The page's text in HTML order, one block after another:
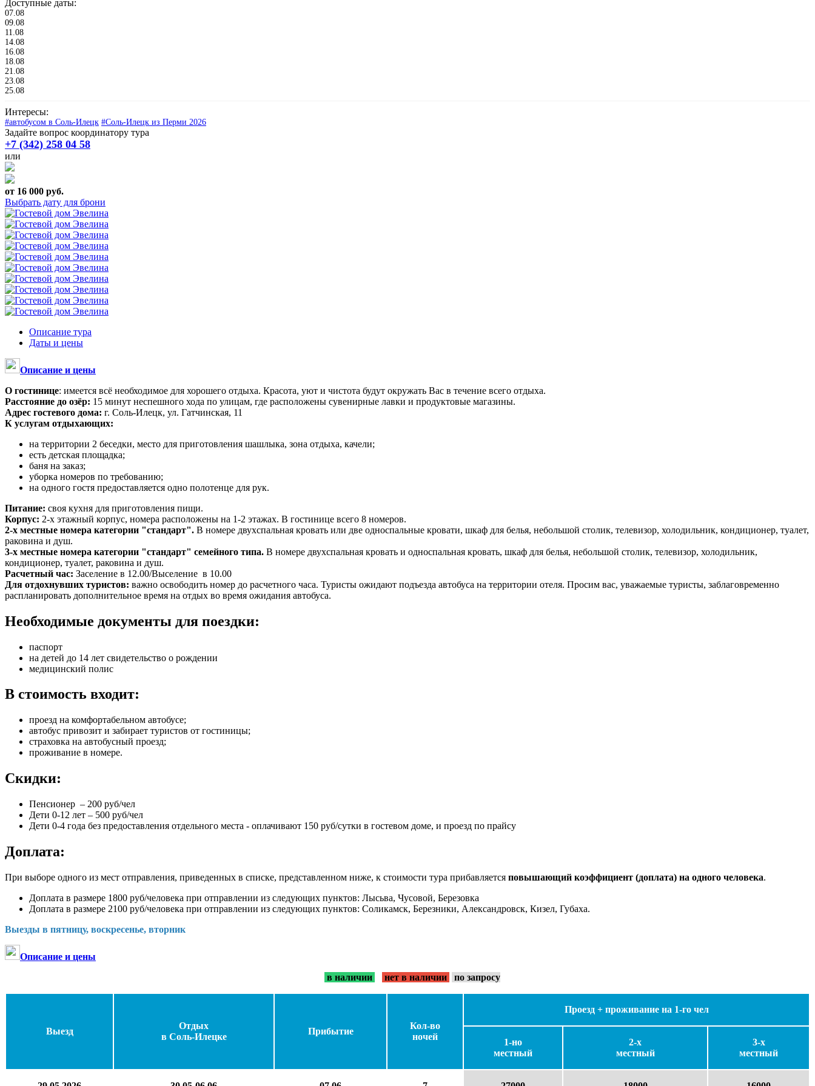
Доступные даты:
07.08
09.08
11.08
14.08
16.08
18.08
21.08
23.08
25.08
Интересы:
#автобусом в Соль-Илецк #Соль-Илецк из Перми 2026
Задайте вопрос координатору тура
+7 (342) 258 04 58
или
от 16 000 руб.
Выбрать дату для брони
Описание тура
Даты и цены
Описание и цены
О гостинице: имеется всё необходимое для хорошего отдыха. Красота, уют и чистота будут окружать Вас в течение всего отдыха.
Расстояние до озёр: 15 минут неспешного хода по улицам, где расположены сувенирные лавки и продуктовые магазины.
Адрес гостевого дома: г. Соль-Илецк, ул. Гатчинская, 11
К услугам отдыхающих:
на территории 2 беседки, место для приготовления шашлыка, зона отдыха, качели;
есть детская площадка;
баня на заказ;
уборка номеров по требованию;
на одного гостя предоставляется одно полотенце для рук.
Питание: своя кухня для приготовления пищи.
Корпус: 2-х этажный корпус, номера расположены на 1-2 этажах. В гостинице всего 8 номеров.
2-х местные номера категории "стандарт". В номере двухспальная кровать или две односпальные кровати, шкаф для белья, небольшой столик, телевизор, холодильник, кондиционер, туалет,
раковина и душ.
3-х местные номера категории "стандарт" семейного типа. В номере двухспальная кровать и односпальная кровать, шкаф для белья, небольшой столик, телевизор, холодильник,
кондиционер, туалет, раковина и душ.
Расчетный час: Заселение в 12.00/Выселение в 10.00
Для отдохнувших туристов: важно освободить номер до расчетного часа. Туристы ожидают подъезда автобуса на территории отеля. Просим вас, уважаемые туристы, заблаговременно
распланировать дополнительное время на отдых во время ожидания автобуса.
Необходимые документы для поездки:
паспорт
на детей до 14 лет свидетельство о рождении
медицинский полис
В стоимость входит:
проезд на комфортабельном автобусе;
автобус привозит и забирает туристов от гостиницы;
страховка на автобусный проезд;
проживание в номере.
Скидки:
Пенсионер – 200 руб/чел
Дети 0-12 лет – 500 руб/чел
Дети 0-4 года без предоставления отдельного места - оплачивают 150 руб/сутки в гостевом доме, и проезд по прайсу
Доплата:
При выборе одного из мест отправления, приведенных в списке, представленном ниже, к стоимости тура прибавляется повышающий коэффициент (доплата) на одного человека.
Доплата в размере 1800 руб/человека при отправлении из следующих пунктов: Лысьва, Чусовой, Березовка
Доплата в размере 2100 руб/человека при отправлении из следующих пунктов: Соликамск, Березники, Александровск, Кизел, Губаха.
Выезды в пятницу, воскресенье, вторник
Описание и цены
в наличии
нет в наличии по запросу
Выезд
Отдых
в Соль-Илецке
Прибытие
Кол-во
ночей
Проезд + проживание на 1-го чел
1-но
местный
2-х
местный
3-х
местный